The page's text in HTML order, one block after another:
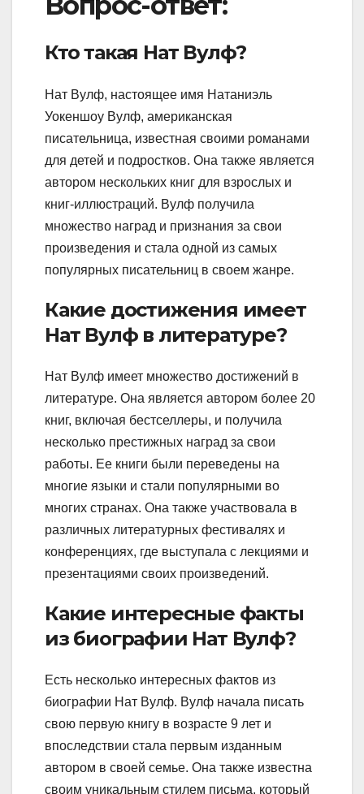
Кто такая Нат Вулф?
Нат Вулф, настоящее имя Натаниэль
Уокеншоу Вулф, американская
писательница, известная своими романами
для детей и подростков. Она также является
автором нескольких книг для взрослых и
книг-иллюстраций. Вулф получила
множество наград и признания за свои
произведения и стала одной из самых
популярных писательниц в своем жанре.
Какие достижения имеет
Нат Вулф в литературе?
Нат Вулф имеет множество достижений в
литературе. Она является автором более 20
книг, включая бестселлеры, и получила
несколько престижных наград за свои
работы. Ее книги были переведены на
многие языки и стали популярными во
многих странах. Она также участвовала в
различных литературных фестивалях и
конференциях, где выступала с лекциями и
презентациями своих произведений.
Какие интересные факты
из биографии Нат Вулф?
Есть несколько интересных фактов из
биографии Нат Вулф. Вулф начала писать
свою первую книгу в возрасте 9 лет и
впоследствии стала первым изданным
автором в своей семье. Она также известна
своим уникальным стилем письма, который